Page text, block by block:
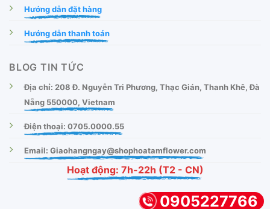
Hướng dẫn đặt hàng
Hướng dẫn thanh toán
BLOG TIN TỨC
Địa chỉ: 208 Đ. Nguyễn Tri Phương, Thạc Gián, Thanh Khê, Đà
Nẵng 550000, Vietnam
Điện thoại: 0705.0000.55
Email: Giaohangngay@shophoatamflower.com
Hoạt động: 7h-22h (T2 - CN)
0905227766